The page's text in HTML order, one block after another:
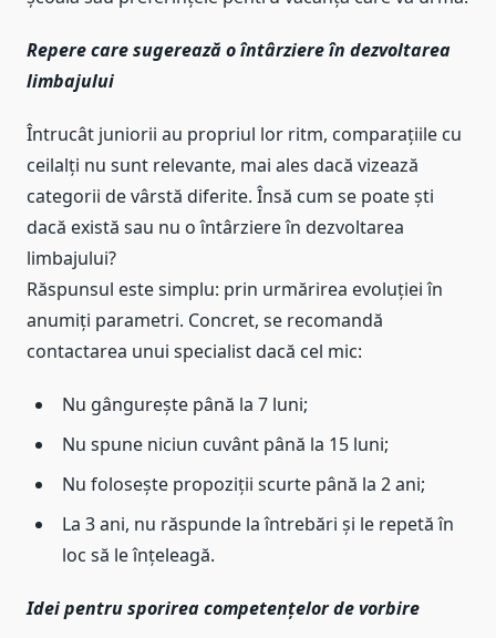
Repere care sugerează o întârziere în dezvoltarea
limbajului
Întrucât juniorii au propriul lor ritm, comparațiile cu
ceilalți nu sunt relevante, mai ales dacă vizează
categorii de vârstă diferite. Însă cum se poate ști
dacă există sau nu o întârziere în dezvoltarea
limbajului?
Răspunsul este simplu: prin urmărirea evoluției în
anumiți parametri. Concret, se recomandă
contactarea unui specialist dacă cel mic:
Nu gângurește până la 7 luni;
Nu spune niciun cuvânt până la 15 luni;
Nu folosește propoziții scurte până la 2 ani;
La 3 ani, nu răspunde la întrebări și le repetă în
loc să le înțeleagă.
Idei pentru sporirea competențelor de vorbire